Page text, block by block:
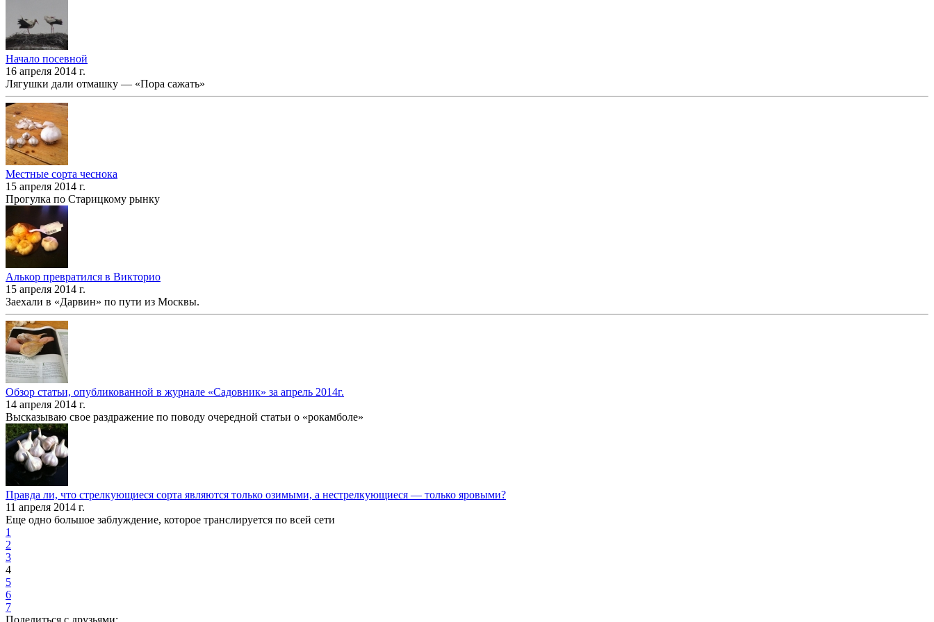
Начало посевной
16 апреля 2014 г.
Лягушки дали отмашку — «Пора сажать»
Местные сорта чеснока
15 апреля 2014 г.
Прогулка по Старицкому рынку
Алькор превратился в Викторио
15 апреля 2014 г.
Заехали в «Дарвин» по пути из Москвы.
Обзор статьи, опубликованной в журнале «Садовник» за апрель 2014г.
14 апреля 2014 г.
Высказываю свое раздражение по поводу очередной статьи о «рокамболе»
Правда ли, что стрелкующиеся сорта являются только озимыми, а нестрелкующиеся — только яровыми?
11 апреля 2014 г.
Еще одно большое заблуждение, которое транслируется по всей сети
1
2
3
4
5
6
7
Поделиться с друзьями: